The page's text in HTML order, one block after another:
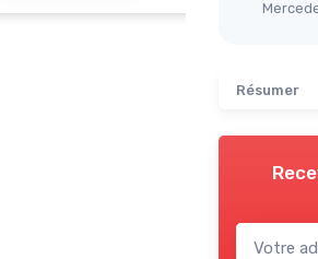
Résumer